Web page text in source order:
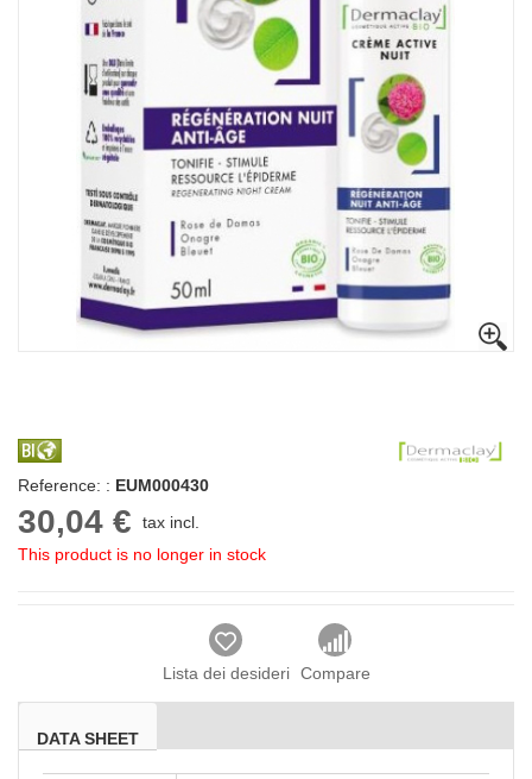
Reference: : EUM000430
30,04 €
tax incl.
This product is no longer in stock
Lista dei desideri Compare
DATA SHEET